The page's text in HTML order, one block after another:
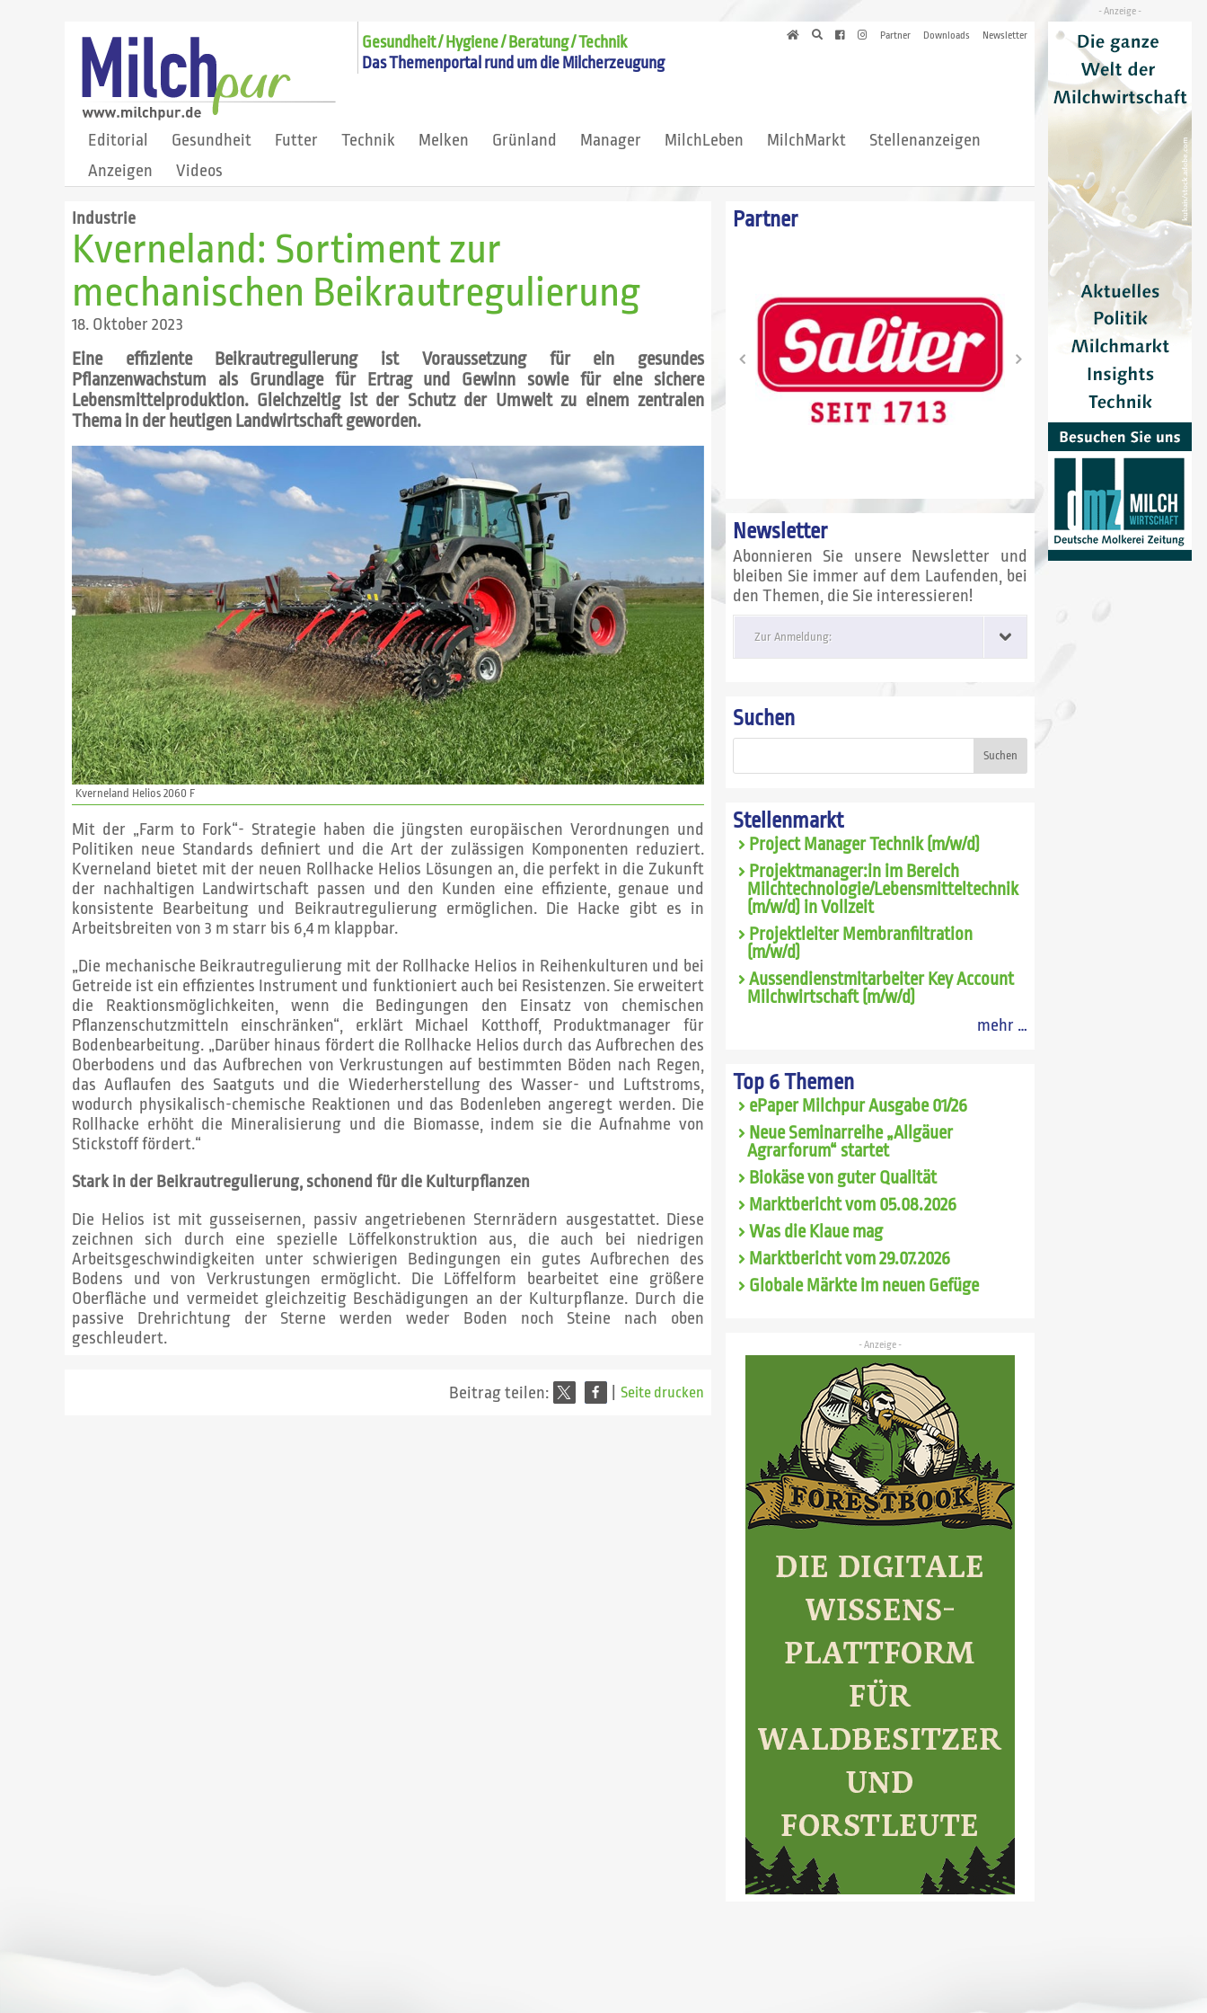
Partner Downloads Newsletter
Gesundheit / Hygiene / Beratung / Technik
Das Themenportal rund um die Milcherzeugung
Editorial Gesundheit Futter Technik Melken Grünland Manager MilchLeben MilchMarkt
Stellenanzeigen
Anzeigen
Videos
Industrie
Kverneland: Sortiment zur
mechanischen Beikrautregulierung
18. Oktober 2023
Eine effiziente Beikrautregulierung ist Voraussetzung für ein gesundes
Pflanzenwachstum als Grundlage für Ertrag und Gewinn sowie für eine sichere
Lebensmittelproduktion. Gleichzeitig ist der Schutz der Umwelt zu einem zentralen
Thema in der heutigen Landwirtschaft geworden.
Kverneland Helios 2060 F
Mit der „Farm to Fork“- Strategie haben die jüngsten europäischen Verordnungen und
Politiken neue Standards definiert und die Art der zulässigen Komponenten reduziert.
Kverneland bietet mit der neuen Rollhacke Helios Lösungen an, die perfekt in die Zukunft
der nachhaltigen Landwirtschaft passen und den Kunden eine effiziente, genaue und
konsistente Bearbeitung und Beikrautregulierung ermöglichen. Die Hacke gibt es in
Arbeitsbreiten von 3 m starr bis 6,4 m klappbar.
„Die mechanische Beikrautregulierung mit der Rollhacke Helios in Reihenkulturen und bei
Getreide ist ein effizientes Instrument und funktioniert auch bei Resistenzen. Sie erweitert
die Reaktionsmöglichkeiten, wenn die Bedingungen den Einsatz von chemischen
Pflanzenschutzmitteln einschränken“, erklärt Michael Kotthoff, Produktmanager für
Bodenbearbeitung. „Darüber hinaus fördert die Rollhacke Helios durch das Aufbrechen des
Oberbodens und das Aufbrechen von Verkrustungen auf bestimmten Böden nach Regen,
das Auflaufen des Saatguts und die Wiederherstellung des Wasser- und Luftstroms,
wodurch physikalisch-chemische Reaktionen und das Bodenleben angeregt werden. Die
Rollhacke erhöht die Mineralisierung und die Biomasse, indem sie die Aufnahme von
Stickstoff fördert.“
Stark in der Beikrautregulierung, schonend für die Kulturpflanzen
Die Helios ist mit gusseisernen, passiv angetriebenen Sternrädern ausgestattet. Diese
zeichnen sich durch eine spezielle Löffelkonstruktion aus, die auch bei niedrigen
Arbeitsgeschwindigkeiten unter schwierigen Bedingungen ein gutes Aufbrechen des
Bodens und von Verkrustungen ermöglicht. Die Löffelform bearbeitet eine größere
Oberfläche und vermeidet gleichzeitig Beschädigungen an der Kulturpflanze. Durch die
passive Drehrichtung der Sterne werden weder Boden noch Steine nach oben
geschleudert.
Beitrag teilen: Seite drucken
Partner
Newsletter
Abonnieren Sie unsere Newsletter und
bleiben Sie immer auf dem Laufenden, bei
den Themen, die Sie interessieren!
Zur Anmeldung:
Suchen
Suchen
Stellenmarkt
Project Manager Technik (m/w/d)
Projektmanager:in im Bereich
Milchtechnologie/Lebensmitteltechnik
(m/w/d) in Vollzeit
Projektleiter Membranfiltration
(m/w/d)
Aussendienstmitarbeiter Key Account
Milchwirtschaft (m/w/d)
mehr …
Top 6 Themen
ePaper Milchpur Ausgabe 01/26
Neue Seminarreihe „Allgäuer
Agrarforum“ startet
Biokäse von guter Qualität
Marktbericht vom 05.08.2026
Was die Klaue mag
Marktbericht vom 29.07.2026
Globale Märkte im neuen Gefüge